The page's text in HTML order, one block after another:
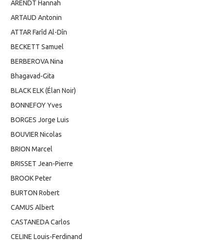
ARENDT Hannah
ARTAUD Antonin
ATTAR Farîd Al-Dîn
BECKETT Samuel
BERBEROVA Nina
Bhagavad-Gita
BLACK ELK (Élan Noir)
BONNEFOY Yves
BORGES Jorge Luis
BOUVIER Nicolas
BRION Marcel
BRISSET Jean-Pierre
BROOK Peter
BURTON Robert
CAMUS Albert
CASTANEDA Carlos
CELINE Louis-Ferdinand